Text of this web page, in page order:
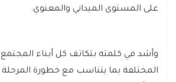
على المستوى الميداني والمعنوي.
وأشد في كلمته بتكاتف كل أبناء
المختلفة بما يتناسب مع خطورة المرحلة